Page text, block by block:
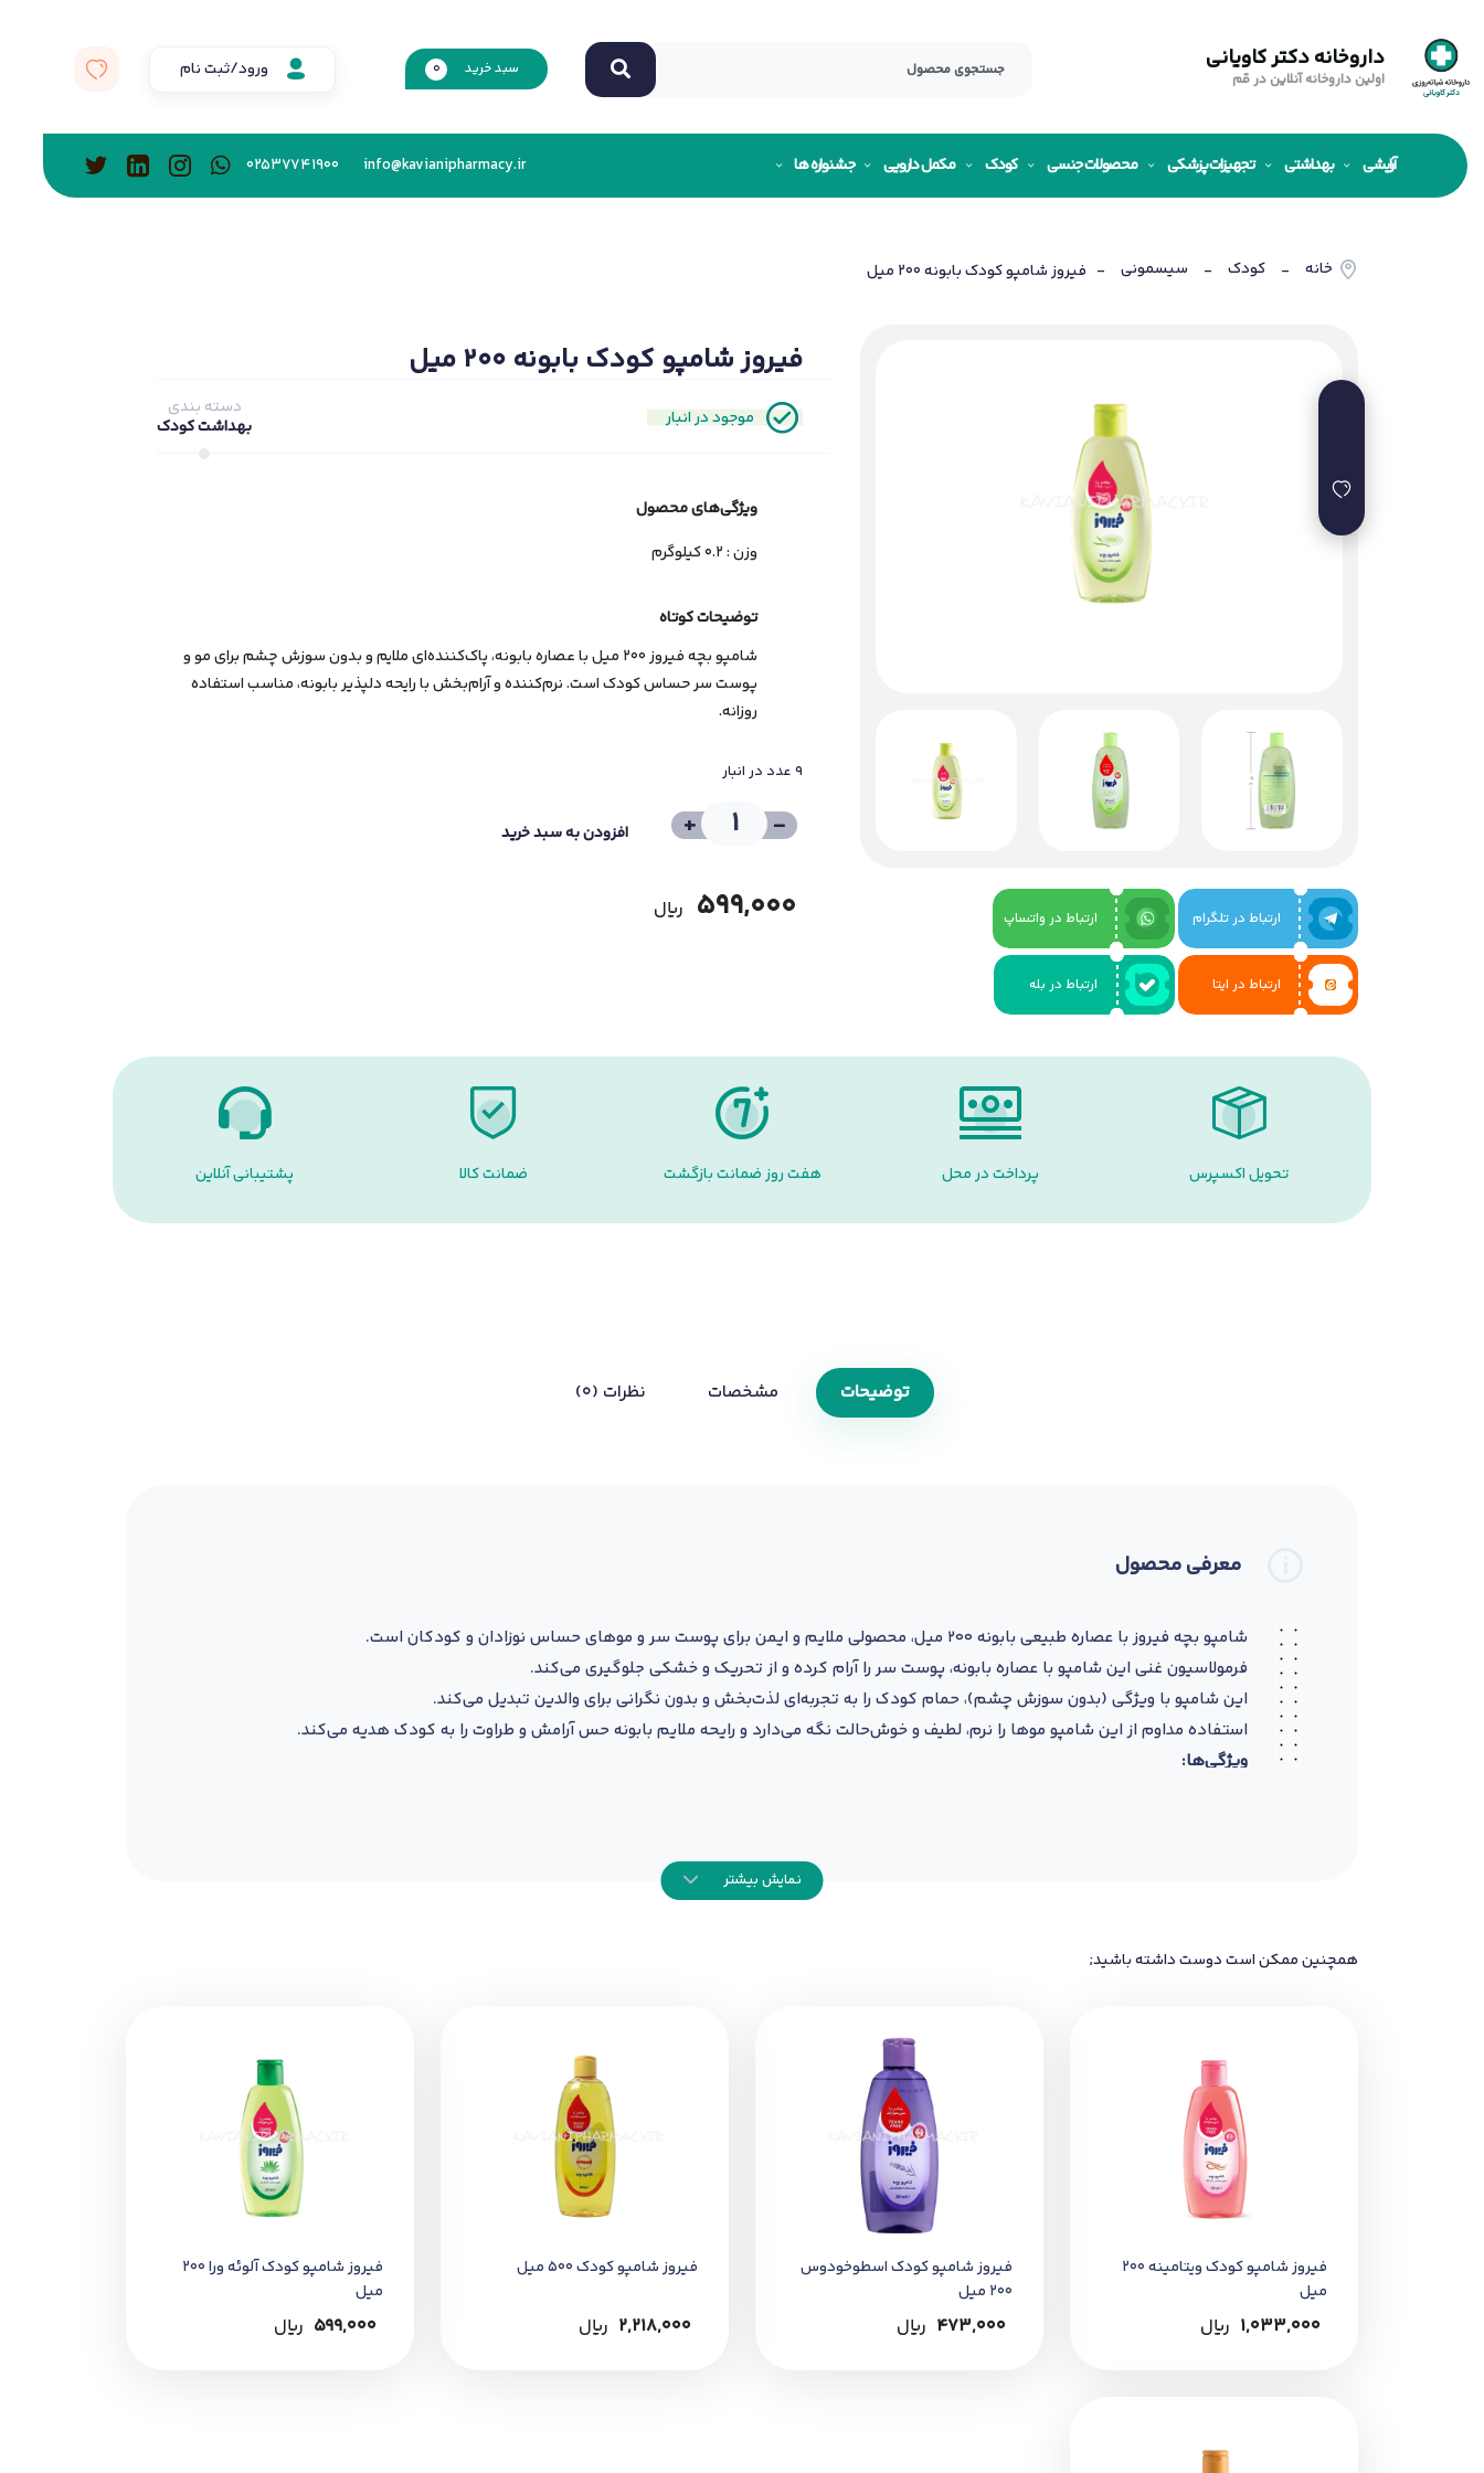
داروخانه دکتر کاویانی
اولین داروخانه آنلاین در قم
سبد خرید 0 ورود/ثبت نام
آرایشی بهداشتی تجهیزات پزشکی محصولات جنسی کودک مکمل دارویی جشنواره ها info@kavianipharmacy.ir
02537741900
خانه - کودک - سیسمونی - فیروز شامپو کودک بابونه 200 میل
ارتباط در تلگرام ارتباط در واتساپ
ارتباط در ایتا ارتباط در بله
فیروز شامپو کودک بابونه 200 میل
موجود در انبار
دسته بندی
بهداشت کودک
ویژگی‌های ﻣﺤﺼﻮل
وزن : 0.2 کیلوگرم
توضیحات کوتاه
شامپو بچه فیروز ۲۰۰ میل با عصاره بابونه، پاک‌کننده‌ای ملایم و بدون سوزش چشم برای مو و
پوست سر حساس کودک است. نرم‌کننده و آرام‌بخش با رایحه دلپذیر بابونه، مناسب استفاده
روزانه.
9 عدد در انبار
-
+ افزودن به سبد خرید
599,000 ﷼
تحویل اکسپرس پرداخت در محل هفت روز ضمانت بازگشت ضمانت کالا پشتیبانی آنلاین
توضیحات مشخصات نظرات (0)
معرفی محصول
شامپو بچه فیروز با عصاره طبیعی بابونه ۲۰۰ میل، محصولی ملایم و ایمن برای پوست سر و موهای حساس نوزادان و کودکان است.
فرمولاسیون غنی این شامپو با عصاره بابونه، پوست سر را آرام کرده و از تحریک و خشکی جلوگیری می‌کند.
این شامپو با ویژگی (بدون سوزش چشم)، حمام کودک را به تجربه‌ای لذت‌بخش و بدون نگرانی برای والدین تبدیل می‌کند.
استفاده مداوم از این شامپو موها را نرم، لطیف و خوش‌حالت نگه می‌دارد و رایحه ملایم بابونه حس آرامش و طراوت را به کودک هدیه می‌کند.
ویژگی‌ها:
خرید مطمئن:
این محصول را می‌توانید از داروخانه شبانه‌روزی دکتر کاویانی
به هولوگرام اصالت، تاریخ تولید و انقضا و بسته‌بندی محصول دقت نمایید.
نمایش بیشتر
همچنین ممکن است دوست داشته باشید;
فیروز شامپو کودک ویتامینه 200
میل
1,033,000 ﷼
فیروز شامپو کودک اسطوخودوس
200 میل
473,000 ﷼
فیروز شامپو کودک 500 میل
2,218,000 ﷼
فیروز شامپو کودک آلوئه ورا 200
میل
599,000 ﷼